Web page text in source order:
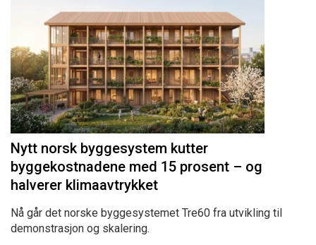
Nytt norsk byggesystem kutter
byggekostnadene med 15 prosent – og
halverer klimaavtrykket
Nå går det norske byggesystemet Tre60 fra utvikling til
demonstrasjon og skalering.